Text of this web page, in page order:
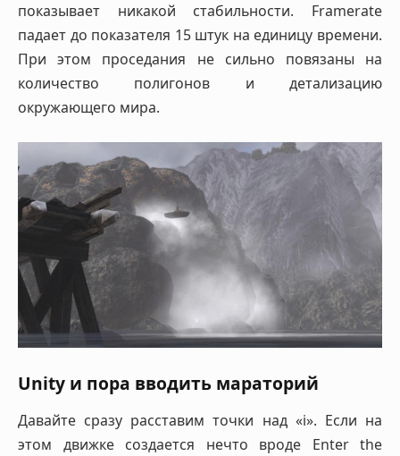
показывает никакой стабильности. Framerate
падает до показателя 15 штук на единицу времени.
При этом проседания не сильно повязаны на
количество полигонов и детализацию
окружающего мира.
Unity и пора вводить мараторий
Давайте сразу расставим точки над «i». Если на
этом движке создается нечто вроде Enter the